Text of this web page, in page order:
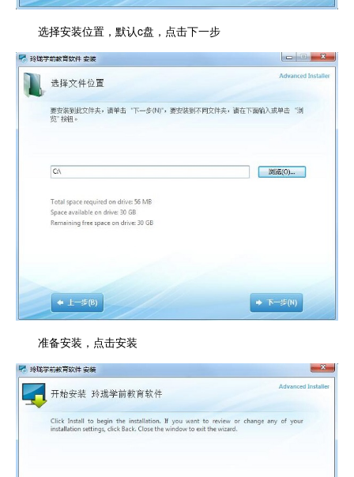
选择安装位置，默认c盘，点击下一步
准备安装，点击安装